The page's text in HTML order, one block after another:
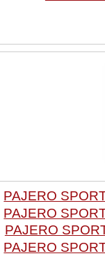
PAJERO
PAJERO
PAJERO
PAJERO